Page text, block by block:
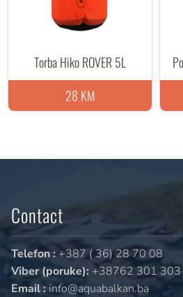
Torba Hiko ROVER 5L
28 KM
Contact
Telefon : +387 ( 36) 28 70 08
Viber (poruke): +38762 301 303
Email :info@aquabalkan.ba